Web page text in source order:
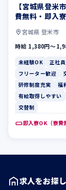
未経験OK 正社員登
【宮城県登米
費無料・即入
宮城県 登米市
時給 1,380円〜
未経験OK 正社
フリーター歓迎
研修制度充実
福
有給取得しやすい
交替制
即入寮OK（寮費
求人をお探